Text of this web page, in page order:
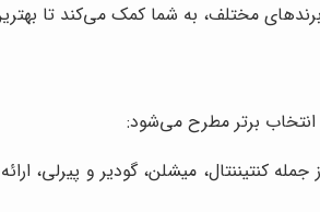
مختلف، به شما کمک می‌کند تا
برتر مطرح می‌شود:
کنتیننتال، میشلن، گودیر و پیرلی،